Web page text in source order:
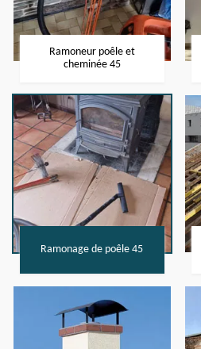
Ramoneur poêle et
cheminée 45
Ramonage de poêle 45